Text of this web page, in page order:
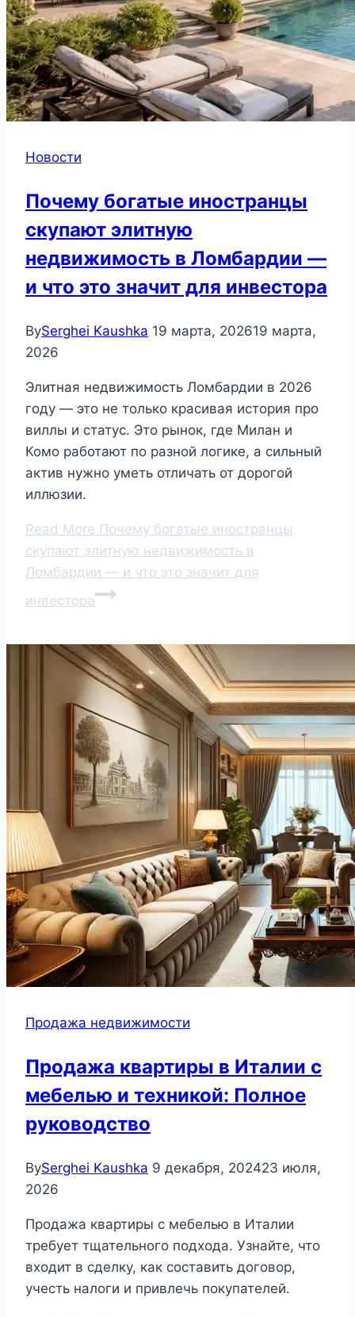
Новости
Почему богатые иностранцы
скупают элитную
недвижимость в Ломбардии —
и что это значит для инвестора
BySerghei Kaushka 19 марта, 202619 марта,
2026
Элитная недвижимость Ломбардии в 2026
году — это не только красивая история про
виллы и статус. Это рынок, где Милан и
Комо работают по разной логике, а сильный
актив нужно уметь отличать от дорогой
иллюзии.
Read More Почему богатые иностранцы
скупают элитную недвижимость в
Ломбардии — и что это значит для
инвестора
Продажа недвижимости
Продажа квартиры в Италии с
мебелью и техникой: Полное
руководство
BySerghei Kaushka 9 декабря, 202423 июля,
2026
Продажа квартиры с мебелью в Италии
требует тщательного подхода. Узнайте, что
входит в сделку, как составить договор,
учесть налоги и привлечь покупателей.